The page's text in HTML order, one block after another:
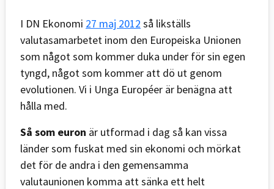
I DN Ekonomi 27 maj 2012 så likställs
valutasamarbetet inom den Europeiska Unionen
som något som kommer duka under för sin egen
tyngd, något som kommer att dö ut genom
evolutionen. Vi i Unga Européer är benägna att
hålla med.
Så som euron är utformad i dag så kan vissa
länder som fuskat med sin ekonomi och mörkat
det för de andra i den gemensamma
valutaunionen komma att sänka ett helt